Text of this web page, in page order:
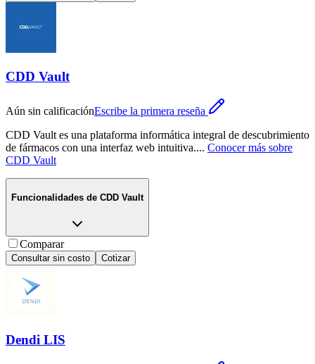
CDD Vault
Aún sin calificaciónEscribe la primera reseña
CDD Vault es una plataforma informática integral de descubrimiento
de fármacos con una interfaz web intuitiva.... Conocer más sobre
CDD Vault
Funcionalidades de CDD Vault
Comparar
Consultar sin costo Cotizar
Dendi LIS